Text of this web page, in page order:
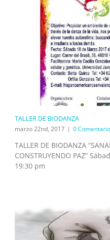
TALLER DE BIODANZA
marzo 22nd, 2017 | 0
TALLER DE BIODANZA
CONSTRUYENDO PAZ”
19:30 pm